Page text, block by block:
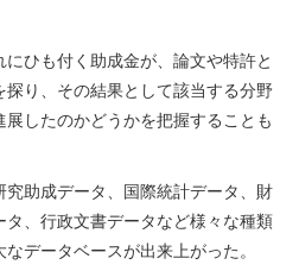
ひも付く助成金が、論文や特許と
探り、その結果として該当する分野
したのかどうかを把握することも
助成データ、国際統計データ、財
、行政文書データなど様々な種類
データベースが出来上がった。